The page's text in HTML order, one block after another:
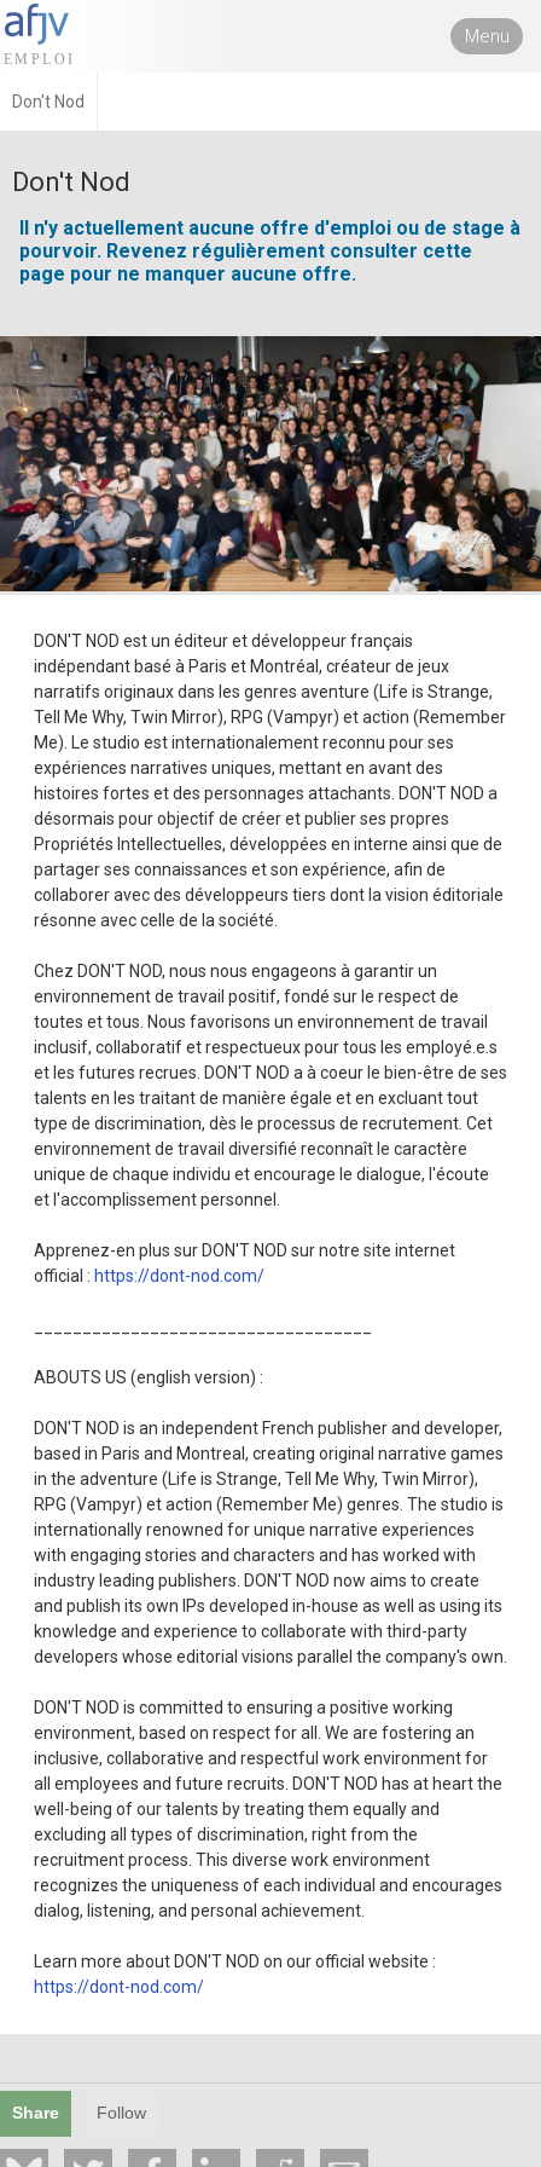
Menu
Don't Nod
Don't Nod
Il n'y actuellement aucune offre d'emploi ou de stage à
pourvoir. Revenez régulièrement consulter cette
page pour ne manquer aucune offre.
DON'T NOD est un éditeur et développeur français
indépendant basé à Paris et Montréal, créateur de jeux
narratifs originaux dans les genres aventure (Life is Strange,
Tell Me Why, Twin Mirror), RPG (Vampyr) et action (Remember
Me). Le studio est internationalement reconnu pour ses
expériences narratives uniques, mettant en avant des
histoires fortes et des personnages attachants. DON'T NOD a
désormais pour objectif de créer et publier ses propres
Propriétés Intellectuelles, développées en interne ainsi que de
partager ses connaissances et son expérience, afin de
collaborer avec des développeurs tiers dont la vision éditoriale
résonne avec celle de la société.
Chez DON'T NOD, nous nous engageons à garantir un
environnement de travail positif, fondé sur le respect de
toutes et tous. Nous favorisons un environnement de travail
inclusif, collaboratif et respectueux pour tous les employé.e.s
et les futures recrues. DON'T NOD a à coeur le bien-être de ses
talents en les traitant de manière égale et en excluant tout
type de discrimination, dès le processus de recrutement. Cet
environnement de travail diversifié reconnaît le caractère
unique de chaque individu et encourage le dialogue, l'écoute
et l'accomplissement personnel.
Apprenez-en plus sur DON'T NOD sur notre site internet
official : https://dont-nod.com/
ABOUTS US (english version) :
DON'T NOD is an independent French publisher and developer,
based in Paris and Montreal, creating original narrative games
in the adventure (Life is Strange, Tell Me Why, Twin Mirror),
RPG (Vampyr) et action (Remember Me) genres. The studio is
internationally renowned for unique narrative experiences
with engaging stories and characters and has worked with
industry leading publishers. DON'T NOD now aims to create
and publish its own IPs developed in-house as well as using its
knowledge and experience to collaborate with third-party
developers whose editorial visions parallel the company's own.
DON'T NOD is committed to ensuring a positive working
environment, based on respect for all. We are fostering an
inclusive, collaborative and respectful work environment for
all employees and future recruits. DON'T NOD has at heart the
well-being of our talents by treating them equally and
excluding all types of discrimination, right from the
recruitment process. This diverse work environment
recognizes the uniqueness of each individual and encourages
dialog, listening, and personal achievement.
Learn more about DON'T NOD on our official website :
https://dont-nod.com/
Share Follow